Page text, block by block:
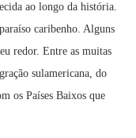
ao longo da história.
caribenho. Alguns
redor. Entre as muitas
sulamericana, do
os Países Baixos que